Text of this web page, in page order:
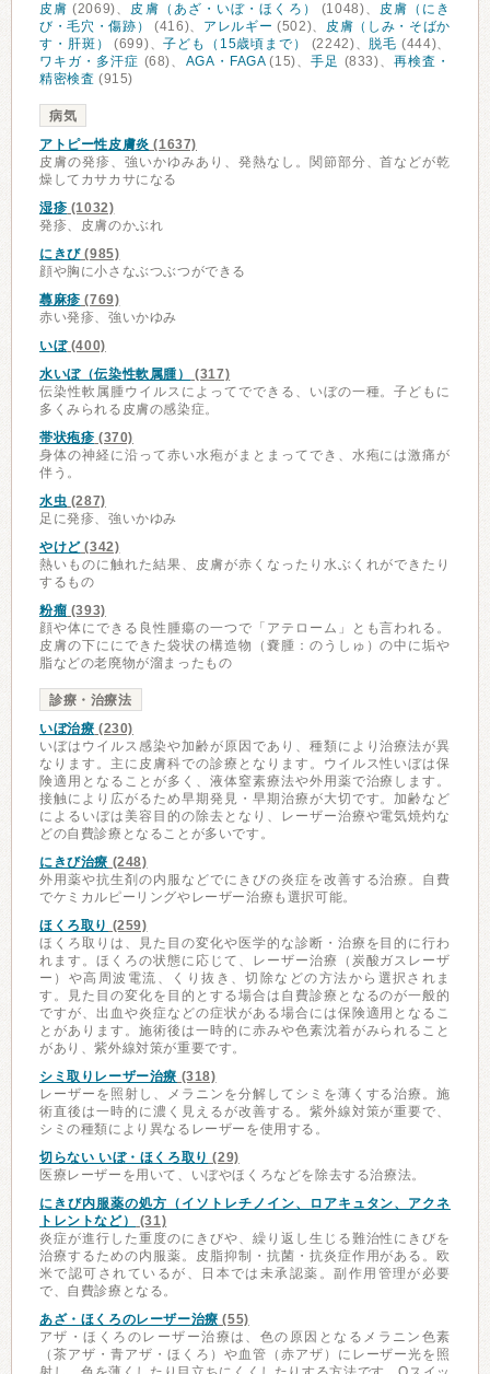
皮膚 (2069)、 皮膚（あざ・いぼ・ほくろ） (1048)、 皮膚（にき
び・毛穴・傷跡）
(416)、 アレルギー (502)、 皮膚（しみ・そばか
す・肝斑）
(699)、子ども（15歳頃まで） (2242)、 脱毛 (444)、
ワキガ・多汗症 (68)、 AGA・FAGA(15)、手足 (833)、再検査・
精密検査 (915)
病気
アトピー性皮膚炎 (1637)
皮膚の発疹、強いかゆみあり、発熱なし。関節部分、首などが乾
燥してカサカサになる
湿疹 (1032)
発疹、皮膚のかぶれ
にきび(985)
顔や胸に小さなぶつぶつができる
蕁麻疹 (769)
赤い発疹、強いかゆみ
いぼ(400)
水いぼ（伝染性軟属腫）
(317)
伝染性軟属腫ウイルスによってでできる、いぼの一種。子どもに
多くみられる皮膚の感染症。
帯状疱疹 (370)
身体の神経に沿って赤い水疱がまとまってでき、水疱には激痛が
伴う。
水虫 (287)
足に発疹、強いかゆみ
やけど(342)
熱いものに触れた結果、皮膚が赤くなったり水ぶくれができたり
するもの
粉瘤 (393)
顔や体にできる良性腫瘍の一つで「アテローム」とも言われる。
皮膚の下ににできた袋状の構造物（嚢腫：のうしゅ）の中に垢や
脂などの老廃物が溜まったもの
診療・治療法
いぼ治療 (230)
いぼはウイルス感染や加齢が原因であり、種類により治療法が異
なります。主に皮膚科での診療となります。ウイルス性いぼは保
険適用となることが多く、液体窒素療法や外用薬で治療します。
接触により広がるため早期発見・早期治療が大切です。加齢など
によるいぼは美容目的の除去となり、レーザー治療や電気焼灼な
どの自費診療となることが多いです。
にきび治療 (248)
外用薬や抗生剤の内服などでにきびの炎症を改善する治療。自費
でケミカルピーリングやレーザー治療も選択可能。
ほくろ取り (259)
ほくろ取りは、見た目の変化や医学的な診断・治療を目的に行わ
れます。ほくろの状態に応じて、レーザー治療（炭酸ガスレーザ
ー）や高周波電流、くり抜き、切除などの方法から選択されま
す。見た目の変化を目的とする場合は自費診療となるのが一般的
ですが、出血や炎症などの症状がある場合には保険適用となるこ
とがあります。施術後は一時的に赤みや色素沈着がみられること
があり、紫外線対策が重要です。
シミ取りレーザー治療 (318)
レーザーを照射し、メラニンを分解してシミを薄くする治療。施
術直後は一時的に濃く見えるが改善する。紫外線対策が重要で、
シミの種類により異なるレーザーを使用する。
切らない いぼ・ほくろ取り (29)
医療レーザーを用いて、いぼやほくろなどを除去する治療法。
にきび内服薬の処方（イソトレチノイン、ロアキュタン、アクネ
トレントなど）
(31)
炎症が進行した重度のにきびや、繰り返し生じる難治性にきびを
治療するための内服薬。皮脂抑制・抗菌・抗炎症作用がある。欧
米で認可されているが、日本では未承認薬。副作用管理が必要
で、自費診療となる。
あざ・ほくろのレーザー治療 (55)
アザ・ほくろのレーザー治療は、色の原因となるメラニン色素
（茶アザ・青アザ・ほくろ）や血管（赤アザ）にレーザー光を照